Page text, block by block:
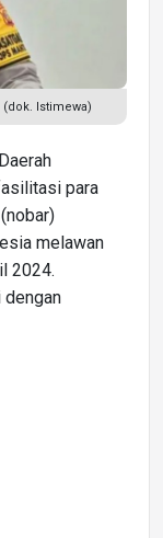
Istimewa)
para
melawan
2024.
dengan